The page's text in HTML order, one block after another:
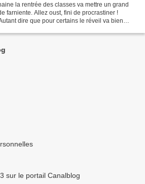
la rentrée des classes va mettre un grand
farniente. Allez oust, fini de procrastiner !
dire que pour certains le réveil va bien
sur le portail Canalblog